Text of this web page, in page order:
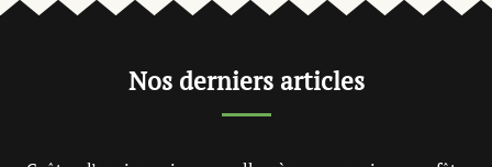
Nos derniers articles